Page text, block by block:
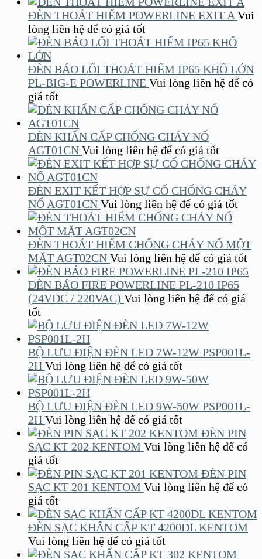
ĐÈN THOÁT HIỂM POWERLINE EXIT A Vui
lòng liên hệ để có giá tốt
ĐÈN BÁO LỐI THOÁT HIỂM IP65 KHỔ LỚN
PL-BIG-E POWERLINE Vui lòng liên hệ để có
giá tốt
ĐÈN KHẨN CẤP CHỐNG CHÁY NỔ
AGT01CN Vui lòng liên hệ để có giá tốt
ĐÈN EXIT KẾT HỢP SỰ CỐ CHỐNG CHÁY
NỔ AGT01CN Vui lòng liên hệ để có giá tốt
ĐÈN THOÁT HIỂM CHỐNG CHÁY NỔ MỘT
MẶT AGT02CN Vui lòng liên hệ để có giá tốt
ĐÈN BÁO FIRE POWERLINE PL-210 IP65
(24VDC / 220VAC) Vui lòng liên hệ để có giá
tốt
BỘ LƯU ĐIỆN ĐÈN LED 7W-12W PSP001L-
2H Vui lòng liên hệ để có giá tốt
BỘ LƯU ĐIỆN ĐÈN LED 9W-50W PSP001L-
2H Vui lòng liên hệ để có giá tốt
ĐÈN PIN
SẠC KT 202 KENTOM Vui lòng liên hệ để có
giá tốt
ĐÈN PIN
SẠC KT 201 KENTOM Vui lòng liên hệ để có
giá tốt
ĐÈN SẠC KHẨN CẤP KT 4200DL KENTOM
Vui lòng liên hệ để có giá tốt